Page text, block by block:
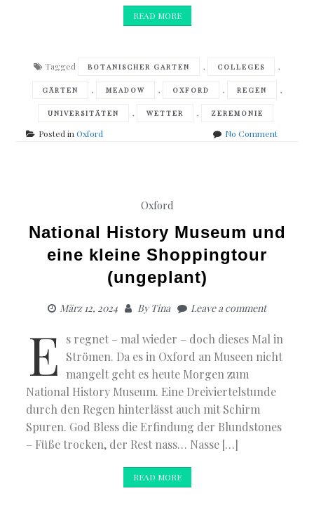
READ MORE
Tagged BOTANISCHER GARTEN , COLLEGES ,
GÄRTEN , MEADOW , OXFORD , REGEN ,
UNIVERSITÄTEN , WETTER , ZEREMONIE
Posted inOxford No Commenton
Oxford
National History Museum und
eine kleine Shoppingtour
(ungeplant)
März 12, 2024 ByTina Leave a comment
E
s regnet – mal wieder – doch dieses Mal in
Strömen. Da es in Oxford an Museen nicht
mangelt geht es heute Morgen zum
National History Museum. Eine Dreiviertelstunde
durch den Regen hinterlässt auch mit Schirm
Spuren. God Bless die Erfindung der Blundstones
– Füße trocken, der Rest nass… Nasse […]
READ MORE